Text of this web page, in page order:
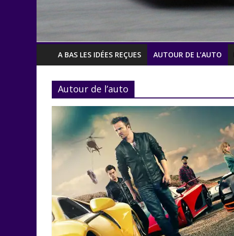
A BAS LES IDÉES REÇUES AUTOUR DE L’AUTO
Autour de l’auto